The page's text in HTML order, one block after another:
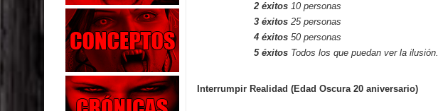
2 éxitos 10 personas
3 éxitos 25 personas
4 éxitos 50 personas
5 éxitos Todos los que puedan ver la ilusión.
Interrumpir Realidad (Edad Oscura 20 aniversario)